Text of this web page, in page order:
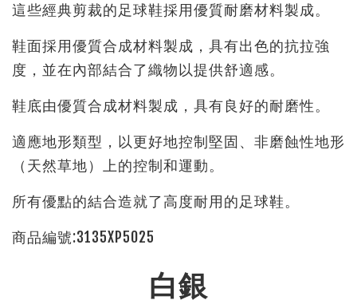
這些經典剪裁的足球鞋採用優質耐磨材料製成。
鞋面採用優質合成材料製成，具有出色的抗拉強
度，並在內部結合了織物以提供舒適感。
鞋底由優質合成材料製成，具有良好的耐磨性。
適應地形類型，以更好地控制堅固、非磨蝕性地形
（天然草地）上的控制和運動。
所有優點的結合造就了高度耐用的足球鞋。
商品編號:3135XP5025
白銀